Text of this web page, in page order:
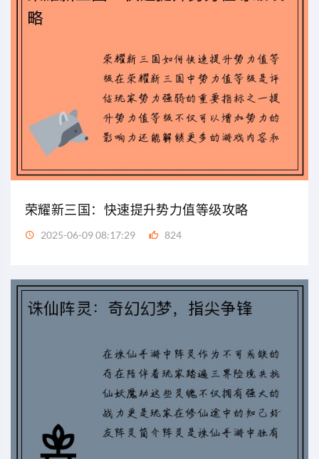
荣耀新三国：快速提升势力值等级攻略
2025-06-09 08:17:29 824